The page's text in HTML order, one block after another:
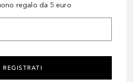
regalo da 5 euro
REGISTRATI